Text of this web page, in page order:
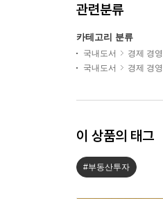
관련분류
카테고리 분류
국내도서 경제 경영
국내도서
경제 경영
이 상품의 태그
#부동산투자